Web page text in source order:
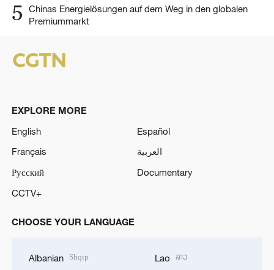
5
Chinas Energielösungen auf dem Weg in den globalen
Premiummarkt
EXPLORE MORE
English
Español
Français
العربية
Русский
Documentary
CCTV+
CHOOSE YOUR LANGUAGE
Albanian Shqip Lao ລາວ